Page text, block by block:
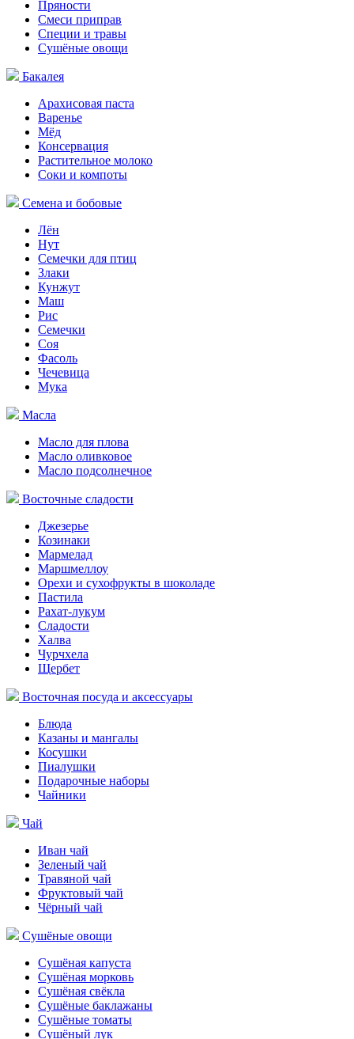
Пряности
Смеси приправ
Специи и травы
Сушёные овощи
Бакалея
Арахисовая паста
Варенье
Мёд
Консервация
Растительное молоко
Соки и компоты
Семена и бобовые
Лён
Нут
Семечки для птиц
Злаки
Кунжут
Маш
Рис
Семечки
Соя
Фасоль
Чечевица
Мука
Масла
Масло для плова
Масло оливковое
Масло подсолнечное
Восточные сладости
Джезерье
Козинаки
Мармелад
Маршмеллоу
Орехи и сухофрукты в шоколаде
Пастила
Рахат-лукум
Сладости
Халва
Чурчхела
Щербет
Восточная посуда и аксессуары
Блюда
Казаны и мангалы
Косушки
Пиалушки
Подарочные наборы
Чайники
Чай
Иван чай
Зеленый чай
Травяной чай
Фруктовый чай
Чёрный чай
Сушёные овощи
Сушёная капуста
Сушёная морковь
Сушёная свёкла
Сушёные баклажаны
Сушёные томаты
Сушёный лук